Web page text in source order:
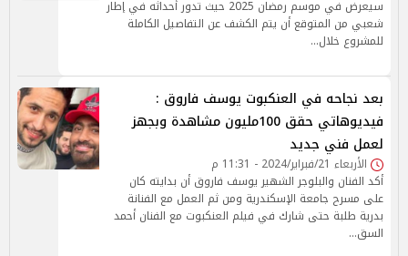
سيعرض في موسم رمضان 2025 حيث تدور أحداثه في إطار
شعبي من المتوقع أن يتم الكشف عن التفاصيل الكاملة
للمشروع خلال…
بعد نجاحه في العنكبوت يوسف فاروق :
فيديوهاتي حقق 100مليون مشاهدة وبجهز
لعمل فني جديد
الأربعاء 21/فبراير/2024 - 11:31 م
أكد الفنان والبلوجر الشهير يوسف فاروق أن بدايته كان
على مسرح جامعة الإسكندرية ومن ثم العمل مع الفنانة
بدرية طلبة حتى شارك في فيلم العنكبوت مع الفنان أحمد
السق…